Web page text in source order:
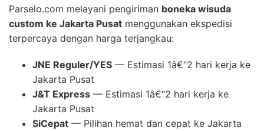
Parselo.com melayani pengiriman boneka wisuda
custom ke Jakarta Pusat menggunakan ekspedisi
terpercaya dengan harga terjangkau:
JNE Reguler/YES — Estimasi 1â€“2 hari kerja ke
Jakarta Pusat
J&T Express — Estimasi 1â€“2 hari kerja ke
Jakarta Pusat
SiCepat — Pilihan hemat dan cepat ke Jakarta